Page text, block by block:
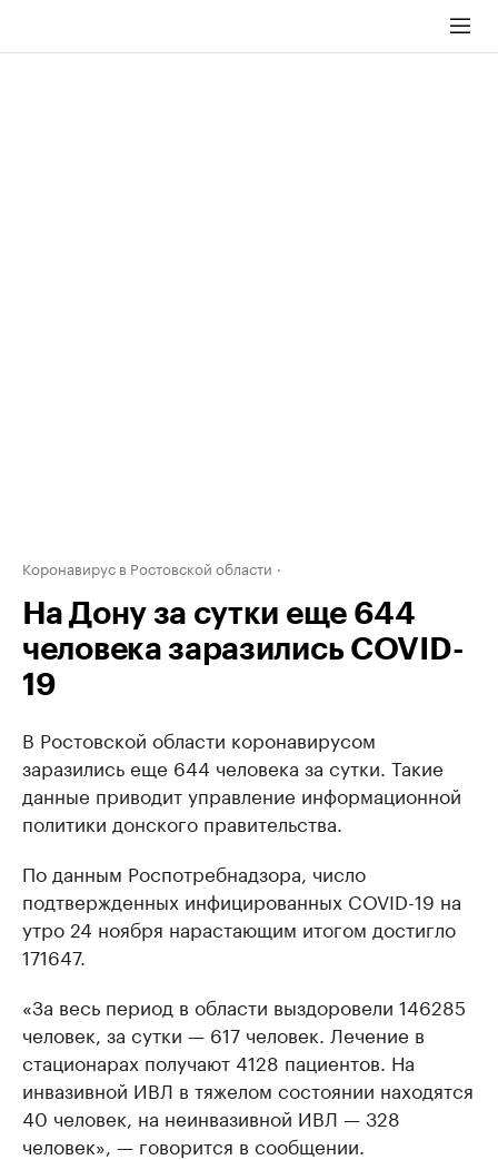
Коронавирус в Ростовской области
На Дону за сутки еще 644
человека заразились COVID-
19
В Ростовской области коронавирусом
заразились еще 644 человека за сутки. Такие
данные приводит управление информационной
политики донского правительства.
По данным Роспотребнадзора, число
подтвержденных инфицированных COVID-19 на
утро 24 ноября нарастающим итогом достигло
171647.
«За весь период в области выздоровели 146285
человек, за сутки — 617 человек. Лечение в
стационарах получают 4128 пациентов. На
инвазивной ИВЛ в тяжелом состоянии находятся
40 человек, на неинвазивной ИВЛ — 328
человек», — говорится в сообщении.